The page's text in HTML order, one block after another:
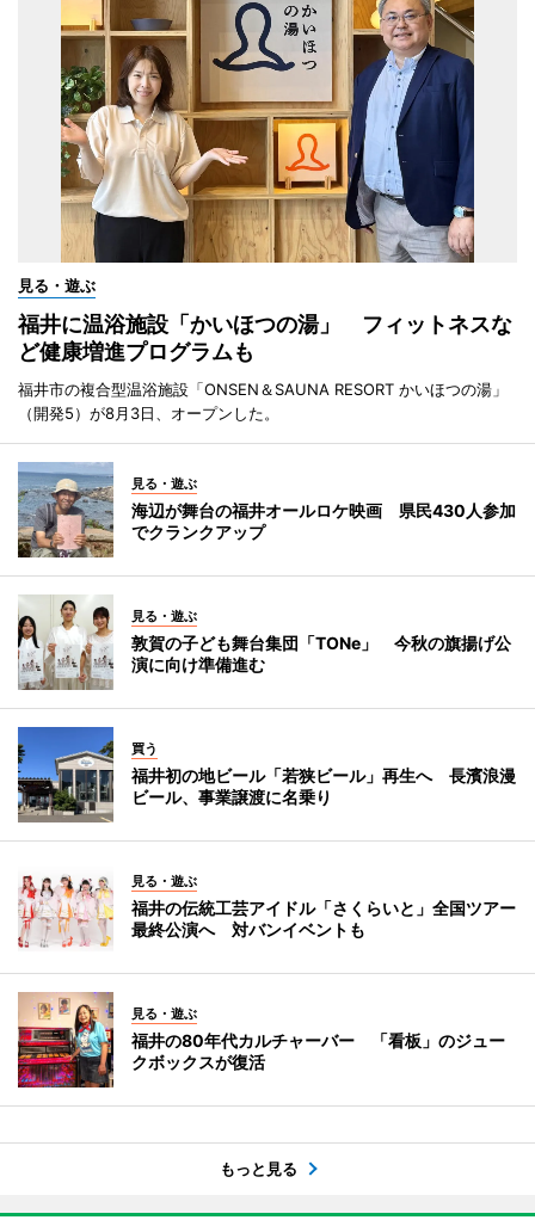
見る・遊ぶ
福井に温浴施設「かいほつの湯」 フィットネスな
ど健康増進プログラムも
福井市の複合型温浴施設「ONSEN＆SAUNA RESORT かいほつの湯」
（開発5）が8月3日、オープンした。
見る・遊ぶ
海辺が舞台の福井オールロケ映画 県民430人参加
でクランクアップ
見る・遊ぶ
敦賀の子ども舞台集団「TONe」 今秋の旗揚げ公
演に向け準備進む
買う
福井初の地ビール「若狭ビール」再生へ 長濱浪漫
ビール、事業譲渡に名乗り
見る・遊ぶ
福井の伝統工芸アイドル「さくらいと」全国ツアー
最終公演へ 対バンイベントも
見る・遊ぶ
福井の80年代カルチャーバー 「看板」のジュー
クボックスが復活
もっと見る